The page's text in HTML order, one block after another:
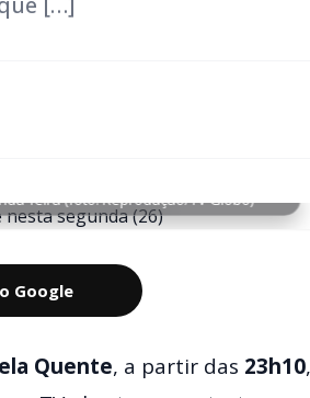
feira (foto: Reprodução/TV Globo)
Google
Quente, a partir das 23h10